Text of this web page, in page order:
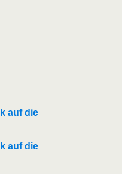
auf die
auf die